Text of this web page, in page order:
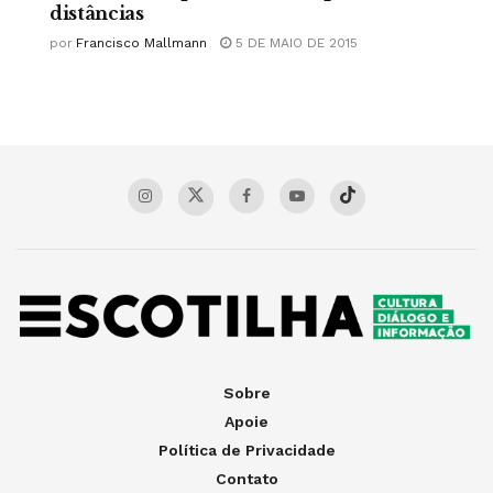
distâncias
por Francisco Mallmann 5 DE MAIO DE 2015
Sobre
Apoie
Política de Privacidade
Contato